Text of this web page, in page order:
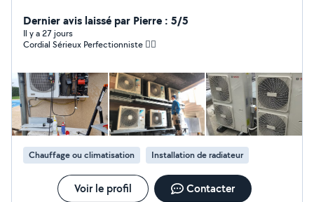
Dernier avis laissé par Pierre : 5/5
Il y a 27 jours
Cordial Sérieux Perfectionniste 👌🏾
Chauffage ou climatisation Installation de radiateur
Voir le profil Contacter